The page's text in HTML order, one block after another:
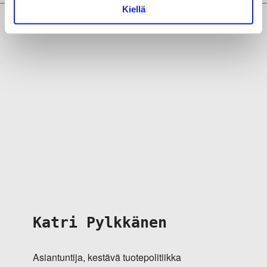
Kiellä
Katri Pylkkänen
Asiantuntija, kestävä tuotepolitiikka